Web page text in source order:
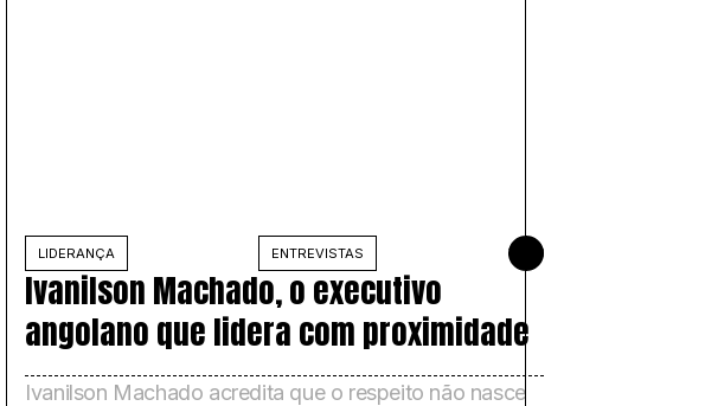
DE 2026
LIDERANÇA ENTREVISTAS 27 DE JULHO DE 2026
Ivanilson Machado, o executivo
angolano que lidera com proximidade
Ivanilson Machado acredita que o respeito não nasce